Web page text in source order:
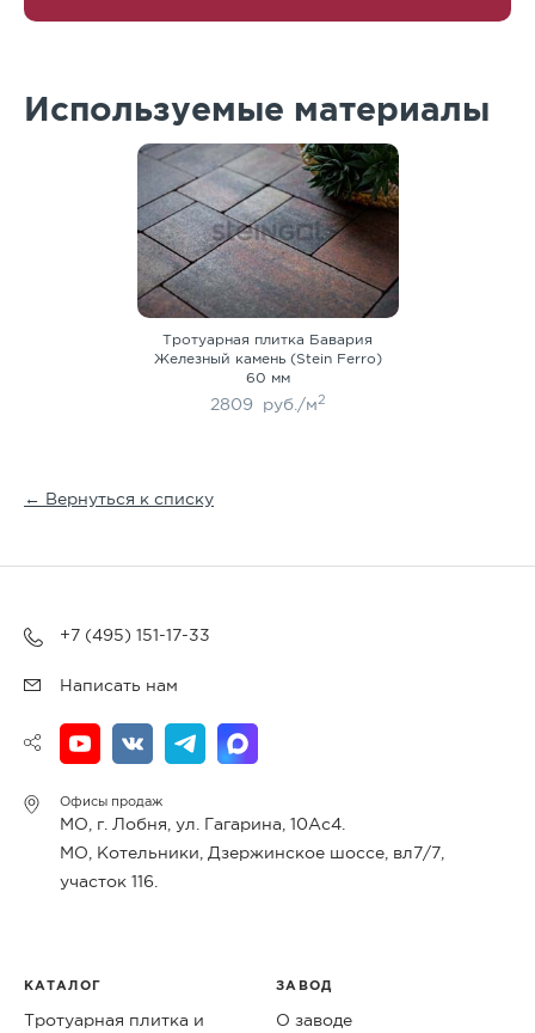
Используемые материалы
Тротуарная плитка Бавария
Железный камень (Stein Ferro)
60 мм
2809 руб./м2
← Вернуться к списку
+7 (495) 151-17-33
Написать нам
Офисы продаж
МО, г. Лобня, ул. Гагарина, 10Ас4.
МО, Котельники, Дзержинское шоссе, вл7/7,
участок 116.
КАТАЛОГ
Тротуарная плитка и
ЗАВОД
О заводе